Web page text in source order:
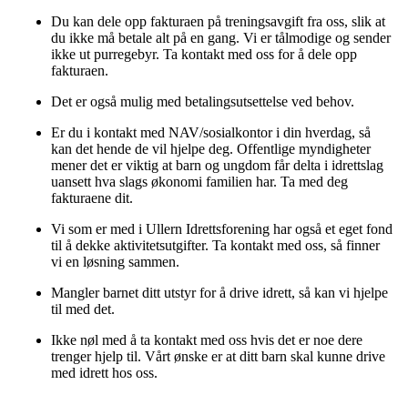
Du kan dele opp fakturaen på treningsavgift fra oss, slik at
du ikke må betale alt på en gang. Vi er tålmodige og sender
ikke ut purregebyr. Ta kontakt med oss for å dele opp
fakturaen.
Det er også mulig med betalingsutsettelse ved behov.
Er du i kontakt med NAV/sosialkontor i din hverdag, så
kan det hende de vil hjelpe deg. Offentlige myndigheter
mener det er viktig at barn og ungdom får delta i idrettslag
uansett hva slags økonomi familien har. Ta med deg
fakturaene dit.
Vi som er med i Ullern Idrettsforening har også et eget fond
til å dekke aktivitetsutgifter. Ta kontakt med oss, så finner
vi en løsning sammen.
Mangler barnet ditt utstyr for å drive idrett, så kan vi hjelpe
til med det.
Ikke nøl med å ta kontakt med oss hvis det er noe dere
trenger hjelp til. Vårt ønske er at ditt barn skal kunne drive
med idrett hos oss.